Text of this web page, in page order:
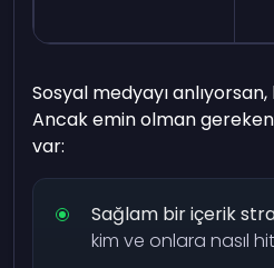
Sosyal medyayı
Ancak emin olman
var:
Sağlam bir içerik
kim ve onlara nasıl